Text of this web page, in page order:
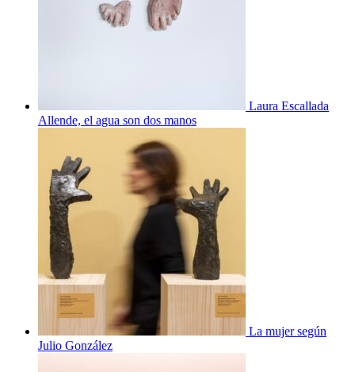
Laura Escallada
Allende, el agua son dos manos
La mujer según
Julio González